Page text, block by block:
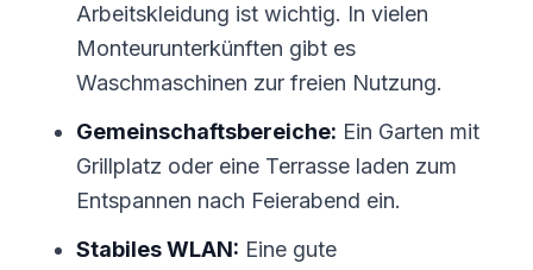
Arbeitskleidung ist wichtig. In vielen
Monteurunterkünften gibt es
Waschmaschinen zur freien Nutzung.
Gemeinschaftsbereiche: Ein Garten mit
Grillplatz oder eine Terrasse laden zum
Entspannen nach Feierabend ein.
Stabiles WLAN: Eine gute